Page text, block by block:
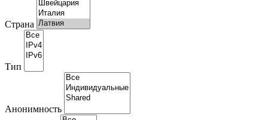
Страна
Тип
Анонимность